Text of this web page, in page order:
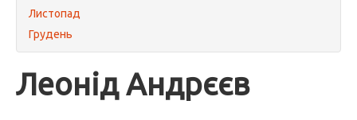
Листопад
Грудень
Леонід Андрєєв